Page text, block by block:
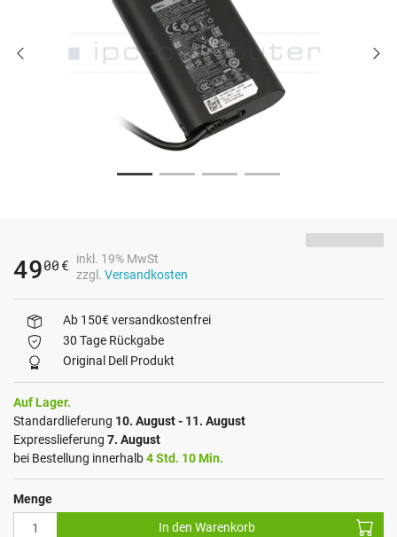
4900 €
inkl. 19% MwSt
zzgl. Versandkosten
Ab 150€ versandkostenfrei
30 Tage Rückgabe
Original Dell Produkt
Auf Lager.
Standardlieferung 10. August - 11. August
Expresslieferung 7. August
bei Bestellung innerhalb4 Std. 10 Min.
Menge
In den Warenkorb